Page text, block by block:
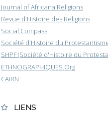
Journal of Africana Religions
Revue d'Histoire des Religions
Social Compass
Société d'Histoire du
SHPF (Société d'Histoire du
ETHNOGRAPHIQUES.Org
CAIRN
LIENS